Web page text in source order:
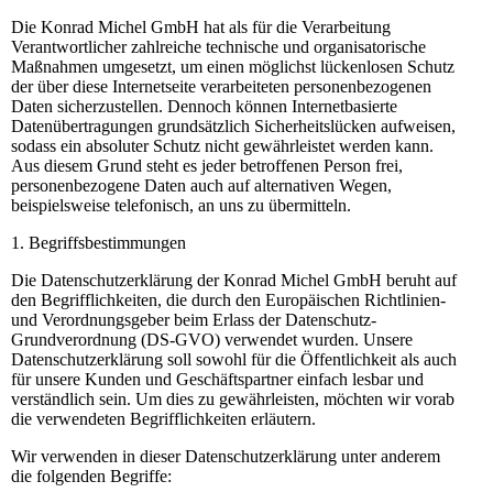
Die Konrad Michel GmbH hat als für die Verarbeitung
Verantwortlicher zahlreiche technische und organisatorische
Maßnahmen umgesetzt, um einen möglichst lückenlosen Schutz
der über diese Internetseite verarbeiteten personenbezogenen
Daten sicherzustellen. Dennoch können Internetbasierte
Datenübertragungen grundsätzlich Sicherheitslücken aufweisen,
sodass ein absoluter Schutz nicht gewährleistet werden kann.
Aus diesem Grund steht es jeder betroffenen Person frei,
personenbezogene Daten auch auf alternativen Wegen,
beispielsweise telefonisch, an uns zu übermitteln.
1. Begriffsbestimmungen
Die Datenschutzerklärung der Konrad Michel GmbH beruht auf
den Begrifflichkeiten, die durch den Europäischen Richtlinien-
und Verordnungsgeber beim Erlass der Datenschutz-
Grundverordnung (DS-GVO) verwendet wurden. Unsere
Datenschutzerklärung soll sowohl für die Öffentlichkeit als auch
für unsere Kunden und Geschäftspartner einfach lesbar und
verständlich sein. Um dies zu gewährleisten, möchten wir vorab
die verwendeten Begrifflichkeiten erläutern.
Wir verwenden in dieser Datenschutzerklärung unter anderem
die folgenden Begriffe: